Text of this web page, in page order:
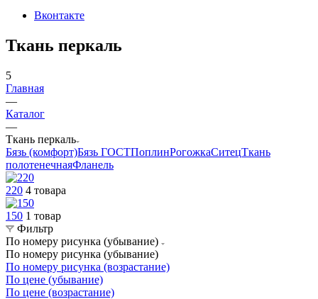
Вконтакте
Ткань перкаль
5
Главная
—
Каталог
—
Ткань перкаль
Бязь (комфорт)Бязь ГОСТПоплинРогожкаСитецТкань
полотенечнаяФланель
220 4 товара
150 1 товар
Фильтр
По номеру рисунка (убывание)
По номеру рисунка (убывание)
По номеру рисунка (возрастание)
По цене (убывание)
По цене (возрастание)